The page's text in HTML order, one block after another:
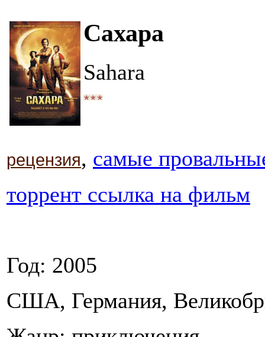
Сахара
Sahara
рецензия, самые
торрент ссылка на фильм
Год: 2005
США, Германия,